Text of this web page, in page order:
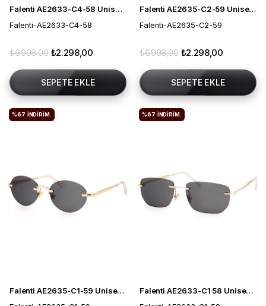
Falenti AE2633-C4-58 Unisex Güneş Gözlüğü
Falenti-AE2633-C4-58
₺2.298,00
₺6.998,00
SEPETE EKLE
Falenti AE2635-C2-59 Unisex Güneş Gözlüğü
Falenti-AE2635-C2-59
₺2.298,00
₺6.998,00
SEPETE EKLE
Falenti AE2635-C1-59 Unisex Güneş Gözlüğü
%67 İNDIRIM.
Falenti AE2633-C1 58 Unisex Güneş Gözlüğü
%67 İNDIRIM.